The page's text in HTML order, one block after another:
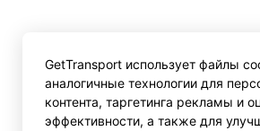
GetTransport использует файлы
аналогичные технологии для
контента, таргетинга рекламы и
эффективности, а также для